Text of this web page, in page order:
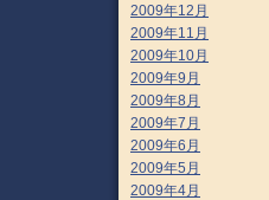
2009年12月
2009年11月
2009年10月
2009年9月
2009年8月
2009年7月
2009年6月
2009年5月
2009年4月